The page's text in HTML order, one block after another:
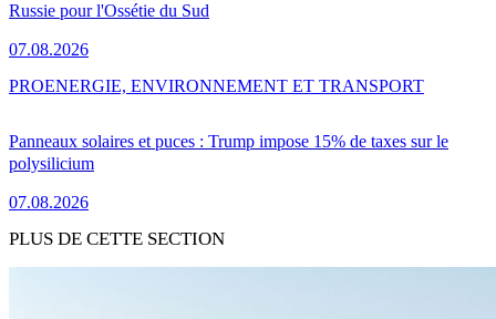
Russie pour l'Ossétie du Sud
07.08.2026
Panneaux solaires et puces : Trump impose 15% de taxes sur le
polysilicium
07.08.2026
PROENERGIE, ENVIRONNEMENT ET TRANSPORT
PLUS DE CETTE SECTION